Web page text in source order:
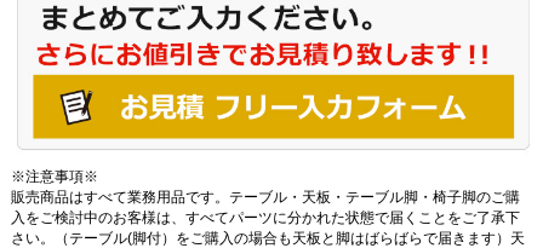
※注意事項※
販売商品はすべて業務用品です。テーブル・天板・テーブル脚・椅子脚のご購
入をご検討中のお客様は、すべてパーツに分かれた状態で届くことをご了承下
さい。（テーブル(脚付）をご購入の場合も天板と脚はばらばらで届きます）天